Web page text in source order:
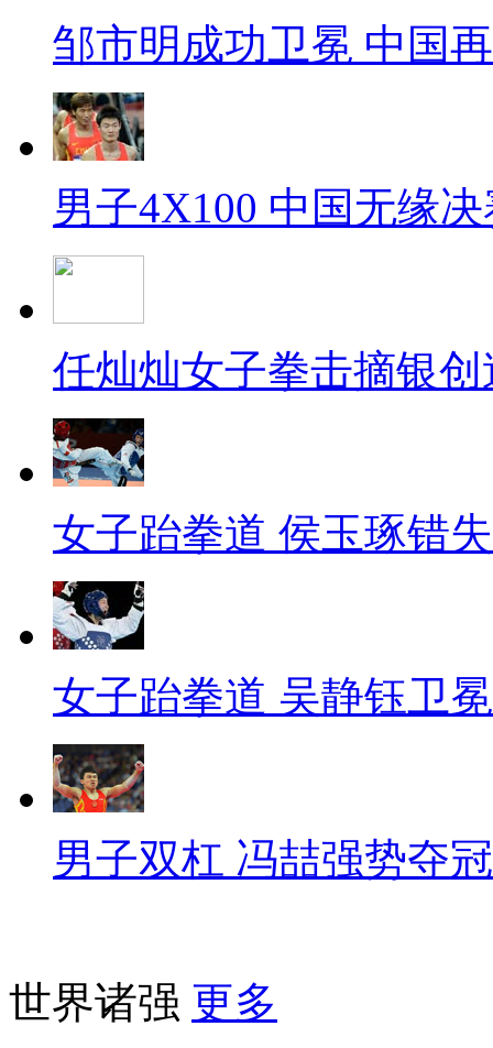
邹市明成功卫冕 中国
男子4X100 中国无缘
任灿灿女子拳击摘银
女子跆拳道 侯玉琢错
女子跆拳道 吴静钰卫冕
男子双杠 冯喆强势夺冠
世界诸强 更多